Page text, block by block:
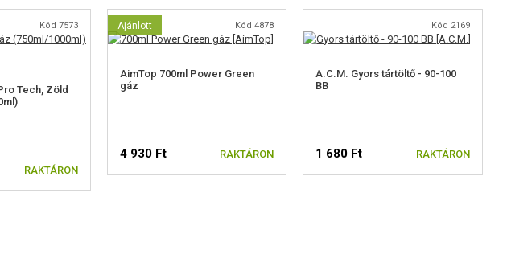
Kód 7573
Tech, Zöld
RAKTÁRON
Ajánlott Kód 4878
AimTop 700ml Power Green
gáz
4 930 Ft RAKTÁRON
Kód 2169
A.C.M. Gyors tártöltő - 90-100
BB
1 680 Ft RAKTÁRON